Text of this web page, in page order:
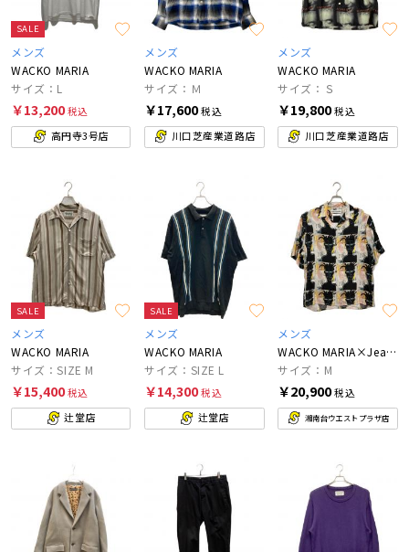
SALE
メンズ
WACKO MARIA
サイズ：L
￥13,200税込
高円寺3号店
メンズ
WACKO MARIA
サイズ：Ｍ
￥17,600税込
川口芝産業道路店
メンズ
WACKO MARIA
サイズ：Ｓ
￥19,800税込
川口芝産業道路店
SALE
メンズ
WACKO MARIA
サイズ：SIZE M
￥15,400税込
辻堂店
SALE
メンズ
WACKO MARIA
サイズ：SIZE L
￥14,300税込
辻堂店
メンズ
WACKO MARIA×Jean-Michel Basquiat
サイズ：M
￥20,900税込
湘南台ウエストプラザ店